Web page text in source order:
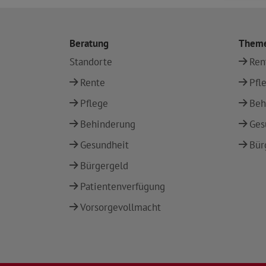
Beratung
Standorte
Rente
Pflege
Behinderung
Gesundheit
Bürgergeld
Patientenverfügung
Vorsorgevollmacht